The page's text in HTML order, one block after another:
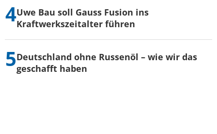
Uwe Bau soll Gauss Fusion ins
Kraftwerkszeitalter führen
Deutschland ohne Russenöl – wie wir das
geschafft haben